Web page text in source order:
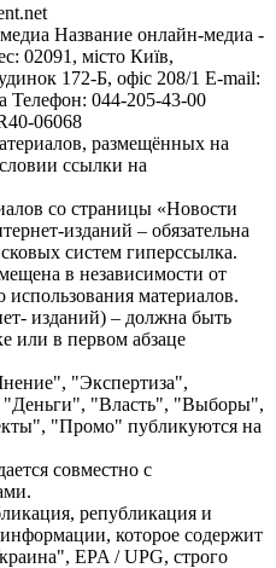
Название онлайн-медиа -
02091, місто Київ,
172-Б, офіс 208/1 E-mail:
Телефон: 044-205-43-00
06068
размещённых на
ссылки на
со страницы «Новости
изданий – обязательна
систем гиперссылка.
в независимости от
использования материалов.
изданий) – должна быть
или в первом абзаце
"Экспертиза",
"Деньги", "Власть", "Выборы",
"Промо" публикуются на
совместно с
републикация и
которое содержит
EPA / UPG, строго